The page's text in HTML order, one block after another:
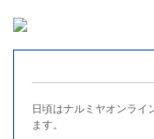
日頃はナルミヤオンライ
ます。